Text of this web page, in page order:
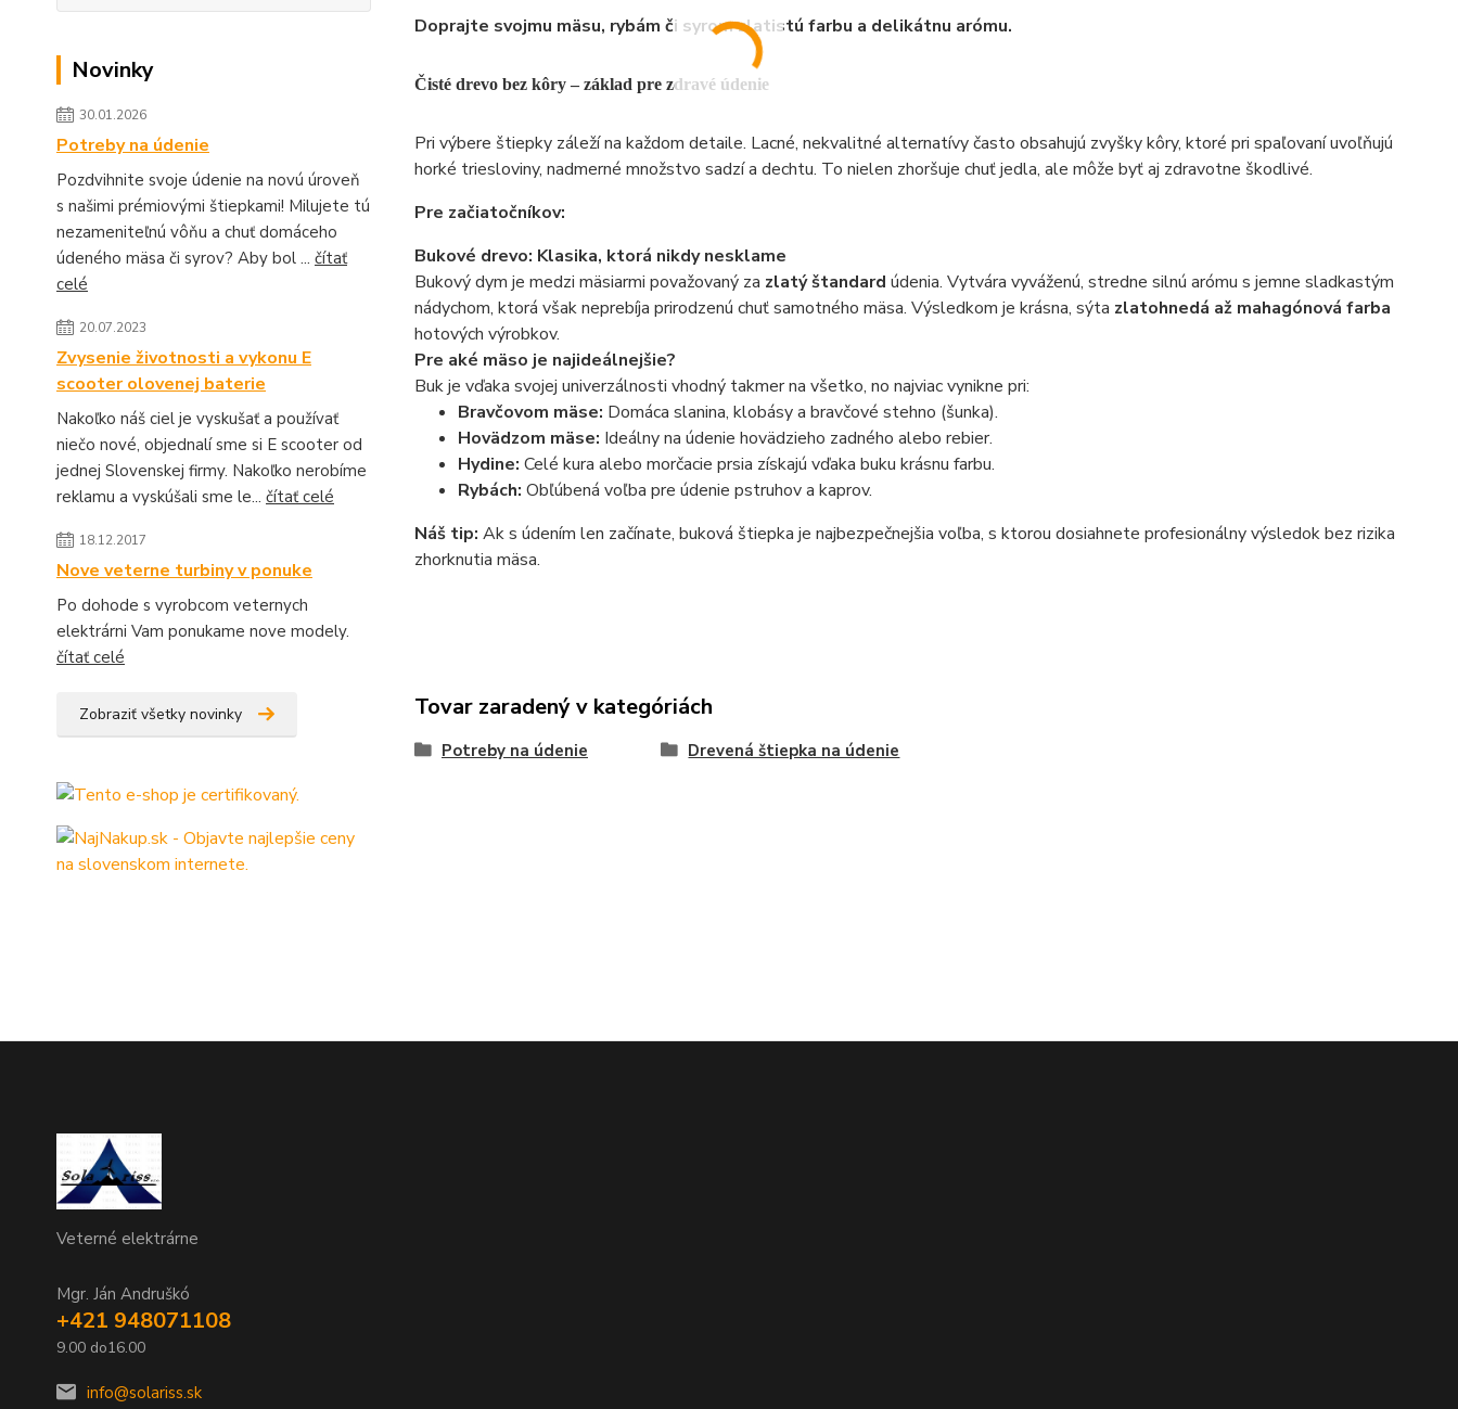
Novinky
30.01.2026
Potreby na údenie
Pozdvihnite svoje údenie na novú úroveň
s našimi prémiovými štiepkami! Milujete tú
nezameniteľnú vôňu a chuť domáceho
údeného mäsa či syrov? Aby bol ... čítať
celé
20.07.2023
Zvysenie životnosti a vykonu E
scooter olovenej baterie
Nakoľko náš ciel je vyskušať a používať
niečo nové, objednalí sme si E scooter od
jednej Slovenskej firmy. Nakoľko nerobíme
reklamu a vyskúšali sme le... čítať celé
18.12.2017
Nove veterne turbiny v ponuke
Po dohode s vyrobcom veternych
elektrárni Vam ponukame nove modely.
čítať celé
Zobraziť všetky novinky
Doprajte svojmu mäsu, rybám či syrom zlatistú farbu a delikátnu arómu.
Čisté drevo bez kôry – základ pre zdravé údenie
Pri výbere štiepky záleží na každom detaile. Lacné, nekvalitné alternatívy často obsahujú zvyšky kôry, ktoré pri spaľovaní uvoľňujú
horké triesloviny, nadmerné množstvo sadzí a dechtu. To nielen zhoršuje chuť jedla, ale môže byť aj zdravotne škodlivé.
Pre začiatočníkov:
Bukové drevo: Klasika, ktorá nikdy nesklame
Bukový dym je medzi mäsiarmi považovaný za zlatý štandard údenia. Vytvára vyváženú, stredne silnú arómu s jemne sladkastým
nádychom, ktorá však neprebíja prirodzenú chuť samotného mäsa. Výsledkom je krásna, sýta zlatohnedá až mahagónová farba
hotových výrobkov.
Pre aké mäso je najideálnejšie?
Buk je vďaka svojej univerzálnosti vhodný takmer na všetko, no najviac vynikne pri:
Bravčovom mäse: Domáca slanina, klobásy a bravčové stehno (šunka).
Hovädzom mäse: Ideálny na údenie hovädzieho zadného alebo rebier.
Hydine: Celé kura alebo morčacie prsia získajú vďaka buku krásnu farbu.
Rybách: Obľúbená voľba pre údenie pstruhov a kaprov.
Náš tip: Ak s údením len začínate, buková štiepka je najbezpečnejšia voľba, s ktorou dosiahnete profesionálny výsledok bez rizika
zhorknutia mäsa.
Tovar zaradený v kategóriách
Potreby na údenie Drevená štiepka na údenie
Veterné elektrárne
Mgr. Ján Andruškó
+421 948071108
9.00 do16.00
info@solariss.sk